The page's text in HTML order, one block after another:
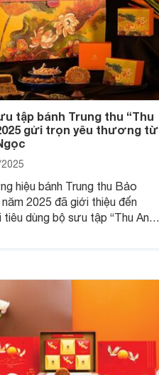
tập bánh Trung thu “Thu
gửi trọn yêu thương từ
hiệu bánh Trung thu Bảo
năm 2025 đã giới thiệu đến
dùng bộ sưu tập “Thu An”
này nhé.